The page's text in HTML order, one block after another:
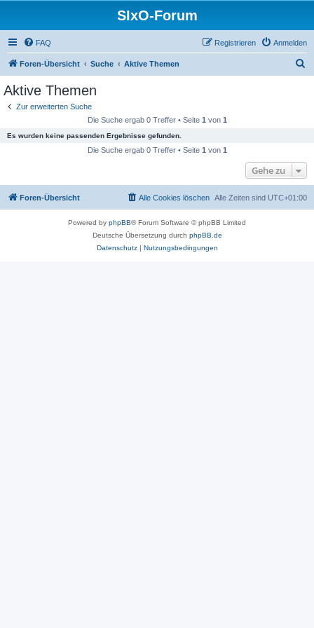
SIxO-Forum
FAQ Anmelden
Registrieren
Foren-Übersicht Suche Aktive Themen
Aktive Themen
Zur erweiterten Suche
Die Suche ergab 0 Treffer • Seite 1 von 1
Es wurden keine passenden Ergebnisse gefunden.
Die Suche ergab 0 Treffer • Seite 1 von 1
Gehe zu
Foren-Übersicht Alle Zeiten sind UTC+01:00
Alle Cookies löschen
Powered by phpBB® Forum Software © phpBB Limited
Deutsche Übersetzung durch phpBB.de
Datenschutz| Nutzungsbedingungen